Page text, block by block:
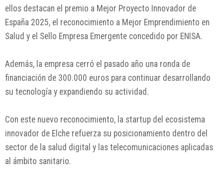
ellos destacan el premio a Mejor Proyecto Innovador de
España 2025, el reconocimiento a Mejor Emprendimiento en
Salud y el Sello Empresa Emergente concedido por ENISA.
Además, la empresa cerró el pasado año una ronda de
financiación de 300.000 euros para continuar desarrollando
su tecnología y expandiendo su actividad.
Con este nuevo reconocimiento, la startup del ecosistema
innovador de Elche refuerza su posicionamiento dentro del
sector de la salud digital y las telecomunicaciones aplicadas
al ámbito sanitario.